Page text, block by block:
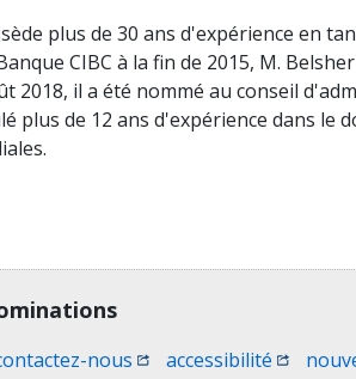
plus de 30 ans d'expérience en
CIBC à la fin de 2015, M.
2018, il a été nommé au conseil
plus de 12 ans d'expérience dans
une nouvelle fenêtre)
nous (Ouvrir une nouvelle
accessibilité (Ouvrir